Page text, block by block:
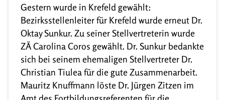
Gestern wurde in Krefeld gewählt:
Bezirksstellenleiter für Krefeld wurde erneut Dr.
Oktay Sunkur. Zu seiner Stellvertreterin wurde
ZÄ Carolina Coros gewählt. Dr. Sunkur bedankte
sich bei seinem ehemaligen Stellvertreter Dr.
Christian Tiulea für die gute Zusammenarbeit.
Mauritz Knuffmann löste Dr. Jürgen Zitzen im